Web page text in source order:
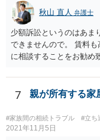
秋山 直人 弁護士
少額訴訟というのはあま
できませんので。 賃料
に相談することをお勧め
7 親が所有する家
#家族間の相続トラブル #立ち
2021年11月5日